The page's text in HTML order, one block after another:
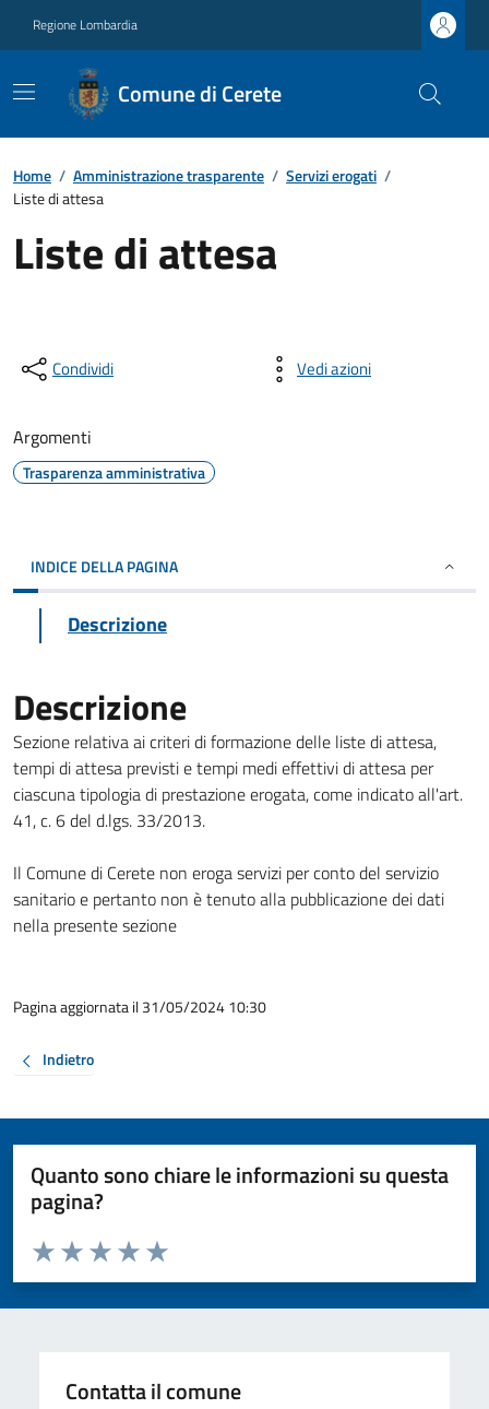
Regione Lombardia
Comune di Cerete
Home / Amministrazione trasparente / Servizi erogati /
Liste di attesa
Liste di attesa
Condividi Vedi azioni
Argomenti
Trasparenza amministrativa
INDICE DELLA PAGINA
Descrizione
Descrizione
Sezione relativa ai criteri di formazione delle liste di attesa,
tempi di attesa previsti e tempi medi effettivi di attesa per
ciascuna tipologia di prestazione erogata, come indicato all'art.
41, c. 6 del d.lgs. 33/2013.
Il Comune di Cerete non eroga servizi per conto del servizio
sanitario e pertanto non è tenuto alla pubblicazione dei dati
nella presente sezione
Pagina aggiornata il 31/05/2024 10:30
Indietro
Quanto sono chiare le informazioni su questa
pagina?
Valuta da 1 a 5 stelle la pagina
Valuta 5 stelle su 5
Valuta 4 stelle su 5
Valuta 3 stelle su 5
Valuta 2 stelle su 5
Valuta 1 stelle su 5
Contatta il comune